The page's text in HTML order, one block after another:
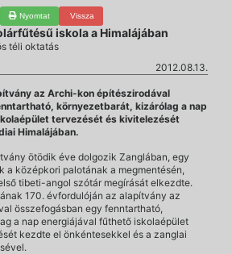
Nyomtat Vissza
iskola a Himalájában
téli oktatás
2012.08.13.
az Archi-kon építészirodával
környezetbarát, kizárólag a nap
tervezését és kivitelezését
Himalájában.
ötödik éve dolgozik Zanglában, egy
a középkori palotának a megmentésén,
tibeti-angol szótár megírását elkezdte.
170. évfordulóján az alapítvány az
összefogásban egy fenntartható,
a nap energiájával fűthető iskolaépület
kezdte el önkéntesekkel és a zanglai